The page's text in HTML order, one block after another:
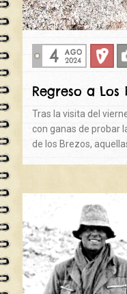
4 AGO
2024
Regreso a Los
Tras la visita del
con ganas de probar
de los Brezos,